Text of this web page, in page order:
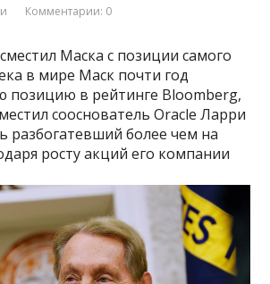
Комментарии: 0
Маска с позиции самого
в мире Маск почти год
позицию в рейтинге Bloomberg,
сооснователь Oracle Ларри
разбогатевший более чем на
росту акций его компании